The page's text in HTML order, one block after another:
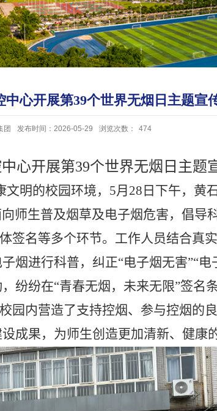
心开展第39个世界无烟日主题宣
团 发布时间：2026-05-29 浏览次数： 474
心开展第39个世界无烟日主题
明的校园环境， 5月 28 日下午，黄
师生普及烟草及电子烟危害，倡导
签名等多个环节。工作人员结合真
烟进行科普，纠正“电子烟无害”“
纷在“青春无烟，未来无限”签名
园内营造了支持控烟、参与控烟的
成果，为师生创造更加清新、健康